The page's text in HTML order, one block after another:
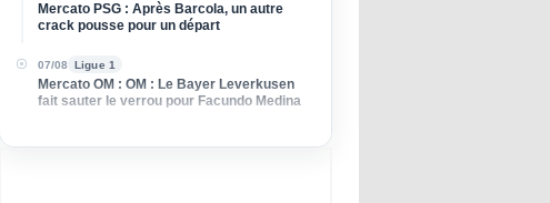
Mercato PSG : Après Barcola, un autre
crack pousse pour un départ
07/08 Ligue 1
Mercato OM : OM : Le Bayer Leverkusen
fait sauter le verrou pour Facundo Medina